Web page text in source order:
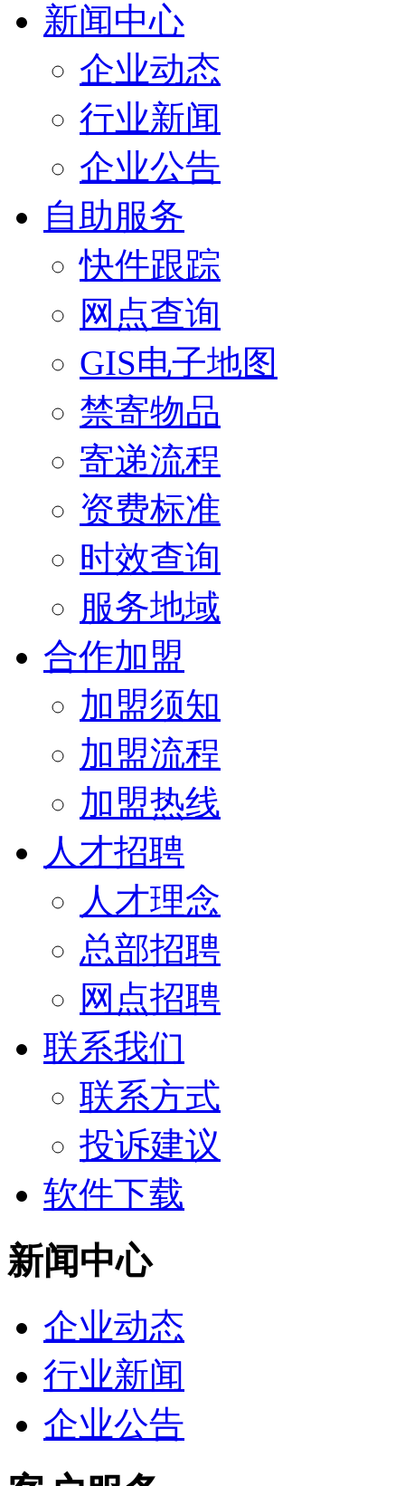
新闻中心
企业动态
行业新闻
企业公告
自助服务
快件跟踪
网点查询
GIS电子地图
禁寄物品
寄递流程
资费标准
时效查询
服务地域
合作加盟
加盟须知
加盟流程
加盟热线
人才招聘
人才理念
总部招聘
网点招聘
联系我们
联系方式
投诉建议
软件下载
新闻中心
企业动态
行业新闻
企业公告